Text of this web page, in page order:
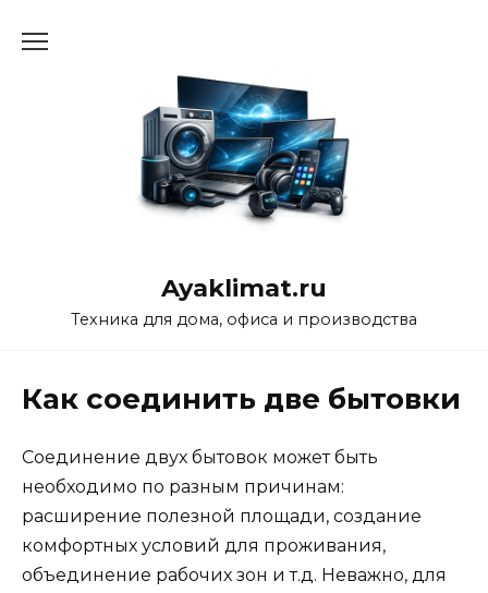
Ayaklimat.ru
Техника для дома, офиса и производства
Как соединить две бытовки
Соединение двух бытовок может быть
необходимо по разным причинам:
расширение полезной площади, создание
комфортных условий для проживания,
объединение рабочих зон и т.д. Неважно, для